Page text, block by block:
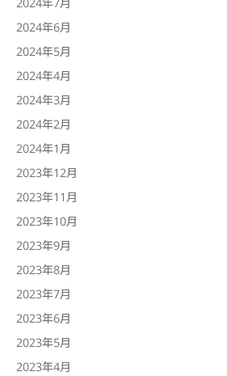
2024年6月
2024年5月
2024年4月
2024年3月
2024年2月
2024年1月
2023年12月
2023年11月
2023年10月
2023年9月
2023年8月
2023年7月
2023年6月
2023年5月
2023年4月